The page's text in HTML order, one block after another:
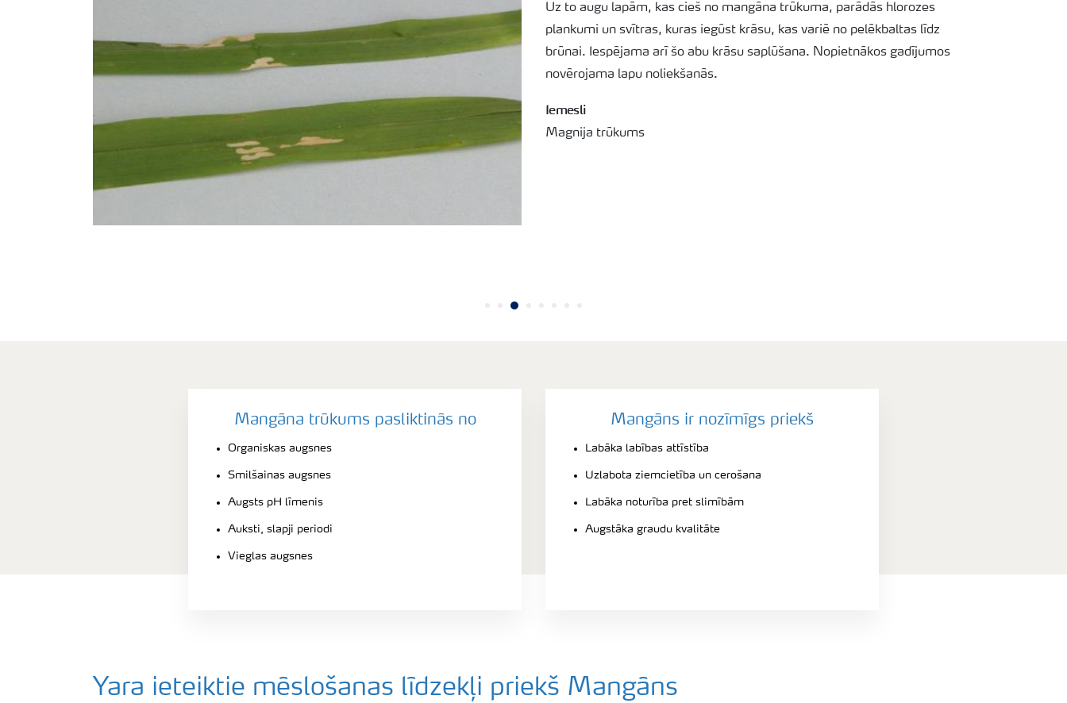
Uz to augu lapām, kas cieš no mangāna trūkuma, parādās hlorozes
plankumi un svītras, kuras iegūst krāsu, kas variē no pelēkbaltas līdz
brūnai. Iespējama arī šo abu krāsu saplūšana. Nopietnākos gadījumos
novērojama lapu noliekšanās.
Iemesli
Magnija trūkums
Mangāna trūkums pasliktinās no
Organiskas augsnes
Smilšainas augsnes
Augsts pH līmenis
Auksti, slapji periodi
Vieglas augsnes
Mangāns ir nozīmīgs priekš
Labāka labības attīstība
Uzlabota ziemcietība un cerošana
Labāka noturība pret slimībām
Augstāka graudu kvalitāte
Yara ieteiktie mēslošanas līdzekļi priekš Mangāns